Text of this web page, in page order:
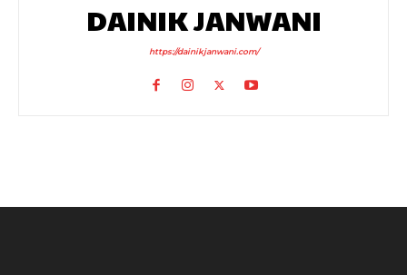
DAINIK JANWANI
https://dainikjanwani.com/